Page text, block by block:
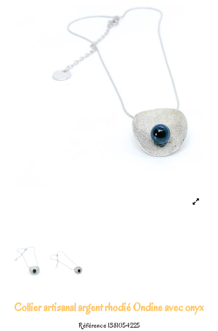
Collier artisanal argent rhodié Ondine avec onyx
Référence1381054225